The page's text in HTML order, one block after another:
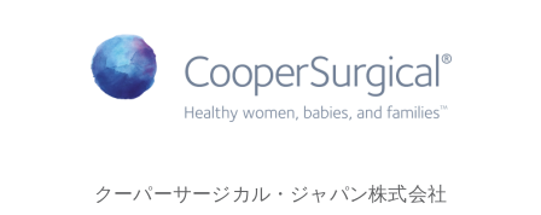
クーパーサージカル・ジャパン株式会社